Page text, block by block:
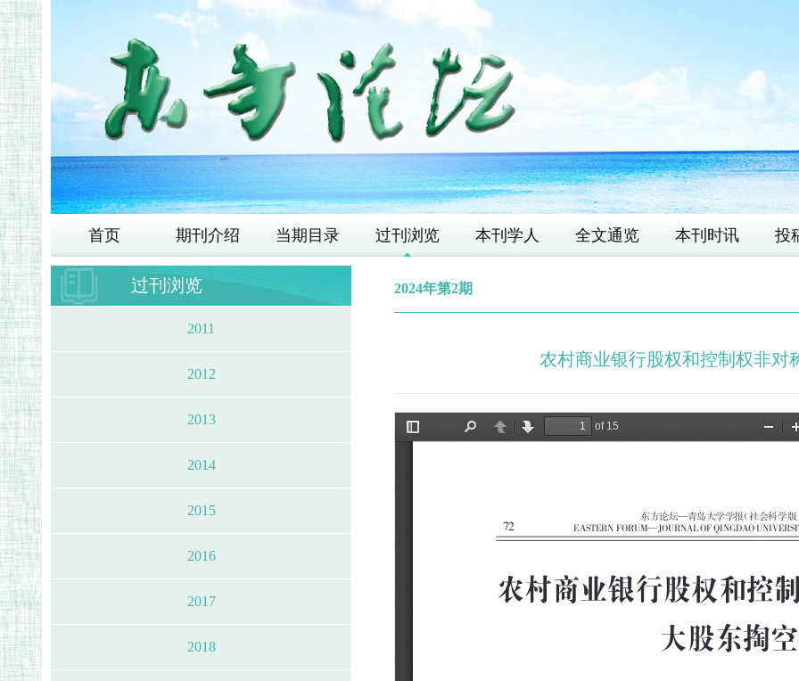
首页 期刊介绍 当期目录 过刊浏览 本刊学人 全文通览 本刊时讯 投
过刊浏览
2011
2012
2013
2014
2015
2016
2017
2018
2024年第2期
农村商业银行股权和控制权非对